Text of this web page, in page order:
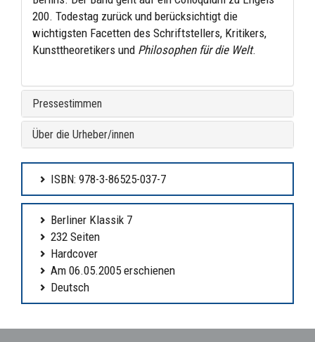
200. Todestag zurück und berücksichtigt die
wichtigsten Facetten des Schriftstellers, Kritikers,
Kunsttheoretikers und Philosophen für die Welt.
Pressestimmen
Über die Urheber/innen
ISBN: 978-3-86525-037-7
Berliner Klassik 7
232 Seiten
Hardcover
Am 06.05.2005 erschienen
Deutsch